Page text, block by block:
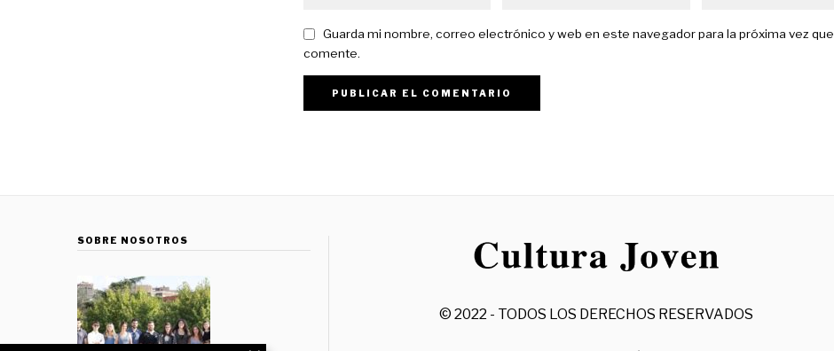
Guarda mi nombre, correo electrónico y web en este navegador para la próxima vez que
comente.
SOBRE NOSOTROS
© 2022 - TODOS LOS DERECHOS RESERVADOS